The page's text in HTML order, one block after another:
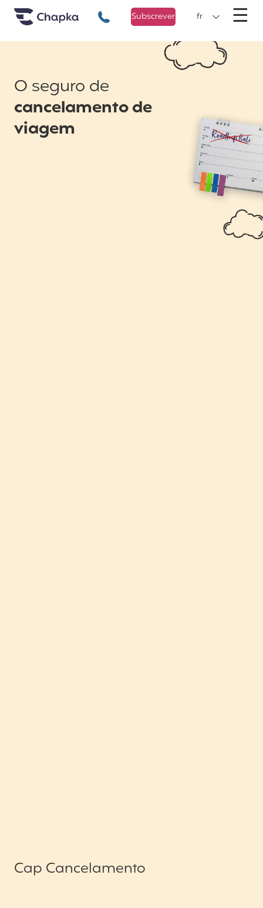
Chapka Seguro Viagem
+351 800 50 01 71
Subscrever fr ☰
Cap Cancelamento
O seguro de
cancelamento de
viagem